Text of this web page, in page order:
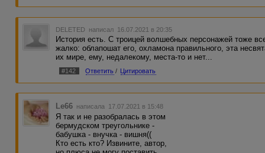
DELETED написал 16.07.2021 в 20:35
История есть. С троицей волшебных персонажей тоже
жалко: облапошат его, охламона правильного, эта
их мире, ему, недалекому, места-то и нет...
#142 Ответить / Цитировать
Le66 написала 17.07.2021 в 15:48
Я так и не разобралась в этом
бермудском треугольнике -
бабушка - внучка - вишня((
Кто есть кто? Извините, автор,